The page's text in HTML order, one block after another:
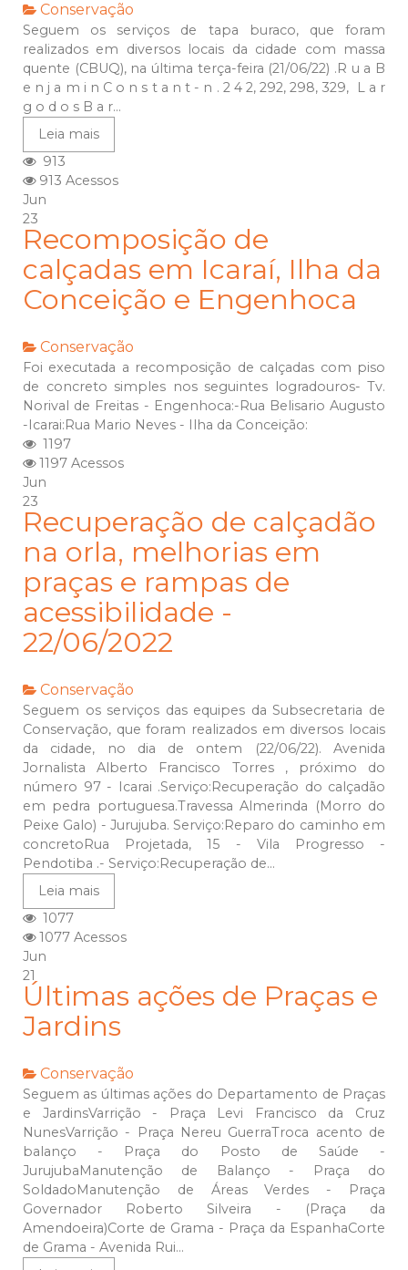
Conservação
Seguem os serviços de tapa buraco, que foram
realizados em diversos locais da cidade com massa
quente (CBUQ), na última terça-feira (21/06/22) .R u a B
e n j a m i n C o n s t a n t - n . 2 4 2, 292, 298, 329, L a r
g o d o s B a r...
Leia mais
913
913 Acessos
Jun
23
Recomposição de
calçadas em Icaraí, Ilha da
Conceição e Engenhoca
Conservação
Foi executada a recomposição de calçadas com piso
de concreto simples nos seguintes logradouros- Tv.
Norival de Freitas - Engenhoca:-Rua Belisario Augusto
-Icarai:Rua Mario Neves - Ilha da Conceição:
1197
1197 Acessos
Jun
23
Recuperação de calçadão
na orla, melhorias em
praças e rampas de
acessibilidade -
22/06/2022
Conservação
Seguem os serviços das equipes da Subsecretaria de
Conservação, que foram realizados em diversos locais
da cidade, no dia de ontem (22/06/22). Avenida
Jornalista Alberto Francisco Torres , próximo do
número 97 - Icarai .Serviço:Recuperação do calçadão
em pedra portuguesa.Travessa Almerinda (Morro do
Peixe Galo) - Jurujuba. Serviço:Reparo do caminho em
concretoRua Projetada, 15 - Vila Progresso -
Pendotiba .- Serviço:Recuperação de...
Leia mais
1077
1077 Acessos
Jun
21
Últimas ações de Praças e
Jardins
Conservação
Seguem as últimas ações do Departamento de Praças
e JardinsVarrição - Praça Levi Francisco da Cruz
NunesVarrição - Praça Nereu GuerraTroca acento de
balanço - Praça do Posto de Saúde -
JurujubaManutenção de Balanço - Praça do
SoldadoManutenção de Áreas Verdes - Praça
Governador Roberto Silveira - (Praça da
Amendoeira)Corte de Grama - Praça da EspanhaCorte
de Grama - Avenida Rui...